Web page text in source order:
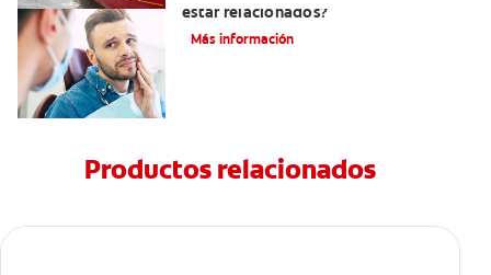
estar relacionados?
Más información
Productos relacionados